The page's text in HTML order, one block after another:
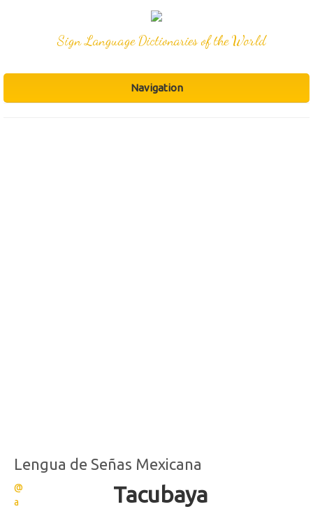
Sign Language Dictionaries of the World
Navigation
Lengua de Señas Mexicana
@
a
Tacubaya